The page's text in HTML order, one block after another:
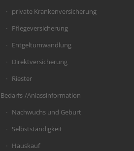
private Krankenversicherung
Pflegeversicherung
Entgeltumwandlung
Direktversicherung
Riester
Bedarfs-/Anlassinformation
Nachwuchs und Geburt
Selbstständigkeit
Hauskauf